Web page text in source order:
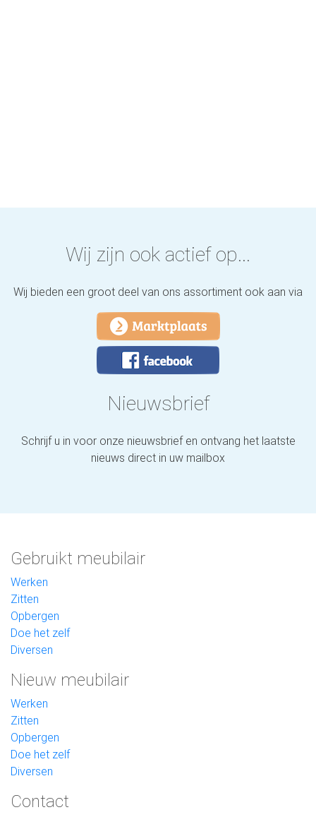
Wij zijn ook actief op...
Wij bieden een groot deel van ons assortiment ook aan via
Nieuwsbrief
Schrijf u in voor onze nieuwsbrief en ontvang het laatste
nieuws direct in uw mailbox
Gebruikt meubilair
Werken
Zitten
Opbergen
Doe het zelf
Diversen
Nieuw meubilair
Werken
Zitten
Opbergen
Doe het zelf
Diversen
Contact